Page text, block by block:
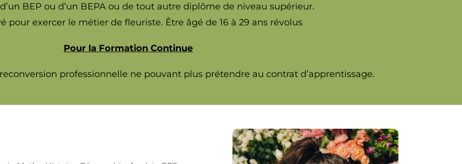
BEP ou d’un BEPA ou de tout autre diplôme de niveau supérieur.
pour exercer le métier de fleuriste. Être âgé de 16 à 29 ans révolus
Pour la Formation Continue
professionnelle ne pouvant plus prétendre au contrat d’apprentissage.